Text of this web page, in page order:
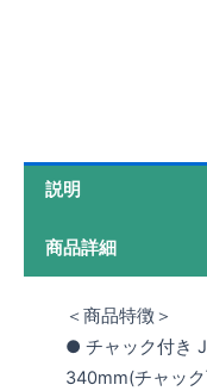
説明
商品詳細
＜商品特徴＞
● チャック付き
340mm(チャッ